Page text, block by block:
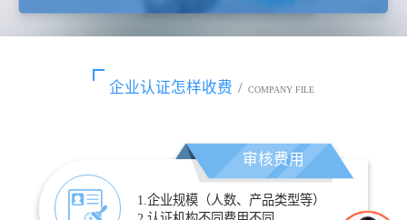
企业认证怎样收费 / COMPANY FILE
审核费用
1.企业规模（人数、产品类型等）